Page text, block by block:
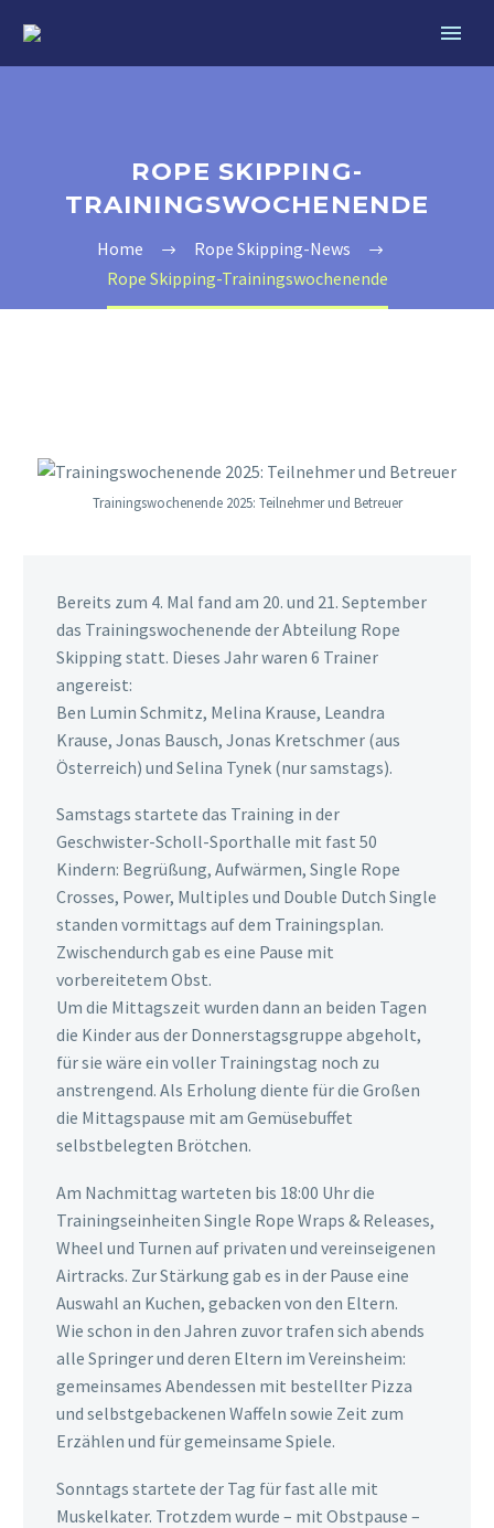
ROPE SKIPPING-
TRAININGSWOCHENENDE
Home
Rope Skipping-News
Rope Skipping-Trainingswochenende
Trainingswochenende 2025: Teilnehmer und Betreuer
Bereits zum 4. Mal fand am 20. und 21. September
das Trainingswochenende der Abteilung Rope
Skipping statt. Dieses Jahr waren 6 Trainer
angereist:
Ben Lumin Schmitz, Melina Krause, Leandra
Krause, Jonas Bausch, Jonas Kretschmer (aus
Österreich) und Selina Tynek (nur samstags).
Samstags startete das Training in der
Geschwister-Scholl-Sporthalle mit fast 50
Kindern: Begrüßung, Aufwärmen, Single Rope
Crosses, Power, Multiples und Double Dutch Single
standen vormittags auf dem Trainingsplan.
Zwischendurch gab es eine Pause mit
vorbereitetem Obst.
Um die Mittagszeit wurden dann an beiden Tagen
die Kinder aus der Donnerstagsgruppe abgeholt,
für sie wäre ein voller Trainingstag noch zu
anstrengend. Als Erholung diente für die Großen
die Mittagspause mit am Gemüsebuffet
selbstbelegten Brötchen.
Am Nachmittag warteten bis 18:00 Uhr die
Trainingseinheiten Single Rope Wraps & Releases,
Wheel und Turnen auf privaten und vereinseigenen
Airtracks. Zur Stärkung gab es in der Pause eine
Auswahl an Kuchen, gebacken von den Eltern.
Wie schon in den Jahren zuvor trafen sich abends
alle Springer und deren Eltern im Vereinsheim:
gemeinsames Abendessen mit bestellter Pizza
und selbstgebackenen Waffeln sowie Zeit zum
Erzählen und für gemeinsame Spiele.
Sonntags startete der Tag für fast alle mit
Muskelkater. Trotzdem wurde – mit Obstpause –